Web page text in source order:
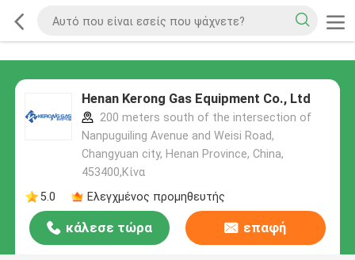
Henan Kerong Gas Equipment Co., Ltd
200 meters south of the intersection of
Nanpuguiling Avenue and Weisi Road,
Changyuan city, Henan Province, China,
453400,Κίνα
5.0
Ελεγχμένος προμηθευτής
κάλεσε τώρα επαφή